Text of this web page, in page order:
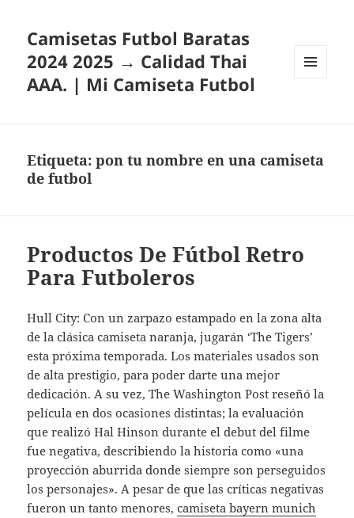
Camisetas Futbol Baratas
2024 2025 → Calidad Thai
AAA. | Mi Camiseta Futbol
Etiqueta:pon tu nombre en una camiseta
de futbol
Productos De Fútbol Retro
Para Futboleros
Hull City: Con un zarpazo estampado en la zona alta
de la clásica camiseta naranja, jugarán ‘The Tigers’
esta próxima temporada. Los materiales usados son
de alta prestigio, para poder darte una mejor
dedicación. A su vez, The Washington Post reseñó la
película en dos ocasiones distintas; la evaluación
que realizó Hal Hinson durante el debut del filme
fue negativa, describiendo la historia como «una
proyección aburrida donde siempre son perseguidos
los personajes». A pesar de que las críticas negativas
fueron un tanto menores,camiseta bayern munich